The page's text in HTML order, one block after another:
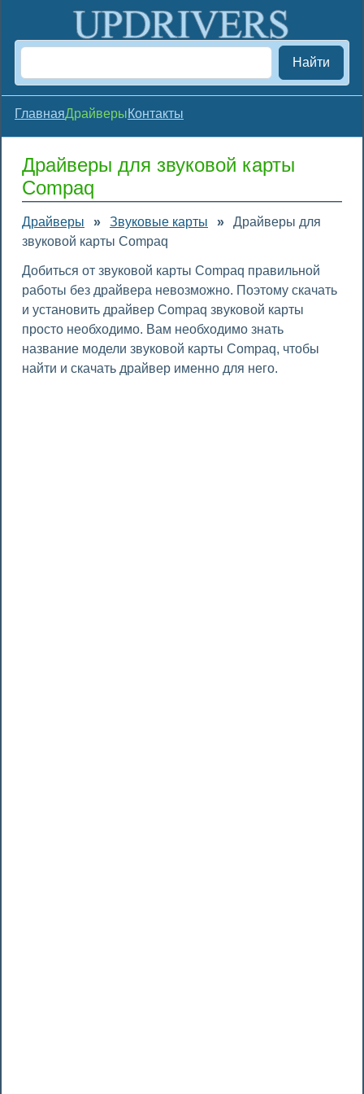
Найти
ГлавнаяДрайверыКонтакты
Драйверы для звуковой карты
Compaq
Драйверы » Звуковые карты »
Драйверы для
звуковой карты Compaq
Добиться от звуковой карты Compaq правильной
работы без драйвера невозможно. Поэтому скачать
и установить драйвер Compaq звуковой карты
просто необходимо. Вам необходимо знать
название модели звуковой карты Compaq, чтобы
найти и скачать драйвер именно для него.